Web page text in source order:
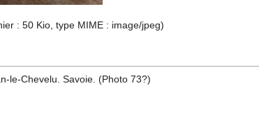
: 50 Kio, type MIME : image/jpeg)
le-Chevelu. Savoie. (Photo 73?)